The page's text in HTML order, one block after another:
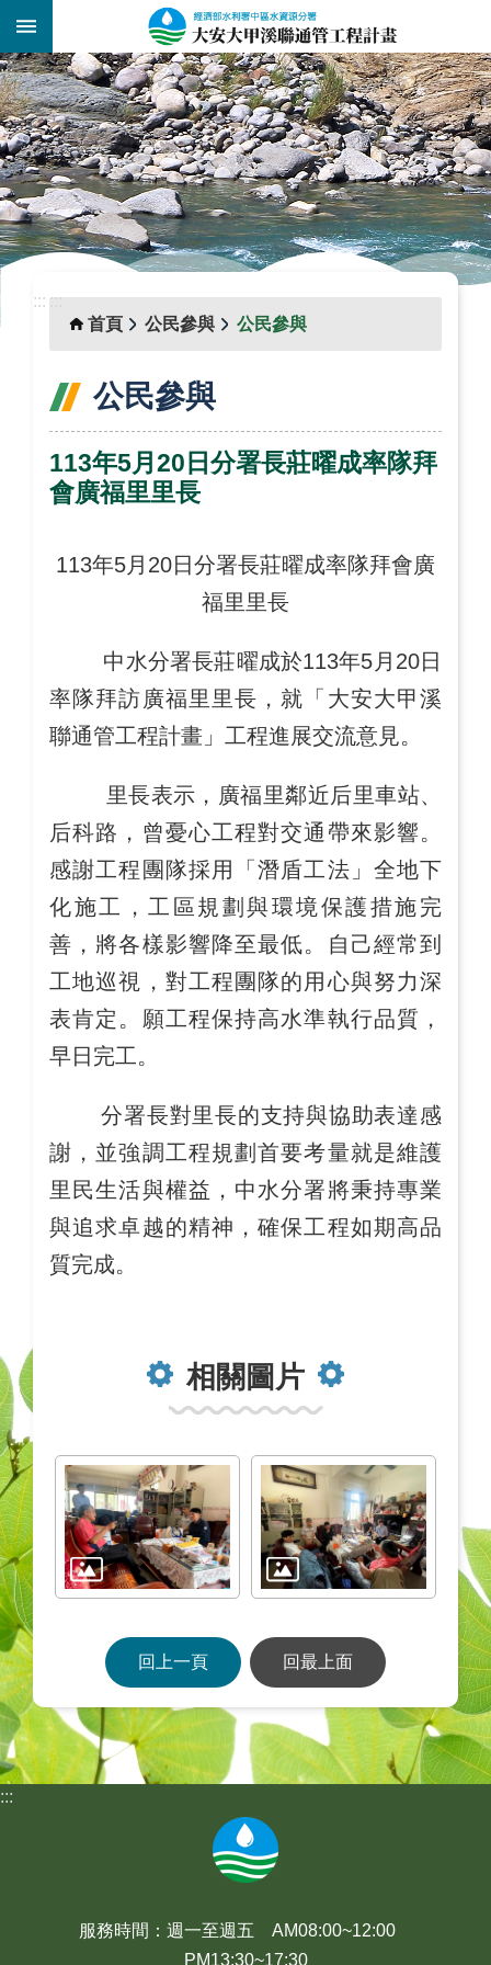
跳到主要內容區塊
::: _
::: :::
首頁
公民參與 公民參與
公民參與
113年5月20日分署長莊曜成率隊拜
會廣福里里長
113年5月20日分署長莊曜成率隊拜會廣
福里里長
中水分署長莊曜成於113年5月20日
率隊拜訪廣福里里長，就「大安大甲溪
聯通管工程計畫」工程進展交流意見。
里長表示，廣福里鄰近后里車站、
后科路，曾憂心工程對交通帶來影響。
感謝工程團隊採用「潛盾工法」全地下
化施工，工區規劃與環境保護措施完
善，將各樣影響降至最低。自己經常到
工地巡視，對工程團隊的用心與努力深
表肯定。願工程保持高水準執行品質，
早日完工。
分署長對里長的支持與協助表達感
謝，並強調工程規劃首要考量就是維護
里民生活與權益，中水分署將秉持專業
與追求卓越的精神，確保工程如期高品
質完成。
相關圖片
回上一頁 回最上面
:::
服務時間：週一至週五 AM08:00~12:00
PM13:30~17:30